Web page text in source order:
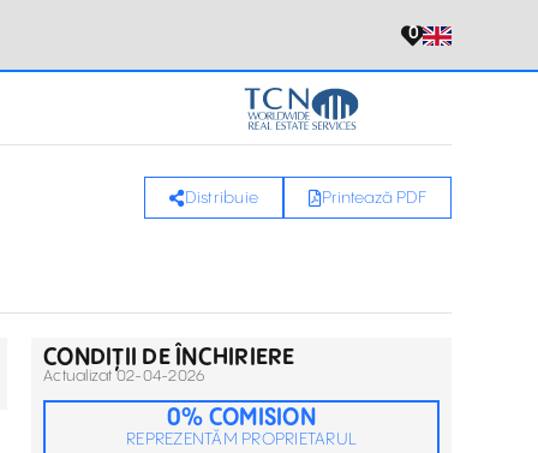
0
Distribuie Printează PDF
CONDIȚII DE ÎNCHIRIERE
Actualizat 02-04-2026
0% COMISION
REPREZENTĂM PROPRIETARUL